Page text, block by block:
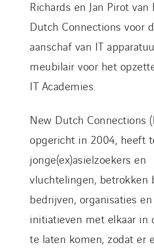
Richards en Jan Pirot van
Dutch Connections voor
aanschaf van IT
meubilair voor het
IT Academies.
New Dutch Connections
opgericht in 2004, heeft
jonge(ex)asielzoekers en
vluchtelingen, betrokken
bedrijven, organisaties
initiatieven met elkaar in
te laten komen, zodat er